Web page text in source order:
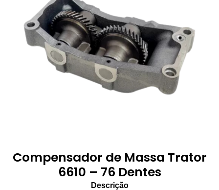
Compensador de Massa Trator
6610 – 76 Dentes
Descrição